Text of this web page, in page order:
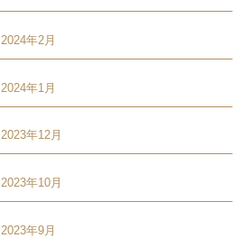
2024年2月
2024年1月
2023年12月
2023年10月
2023年9月